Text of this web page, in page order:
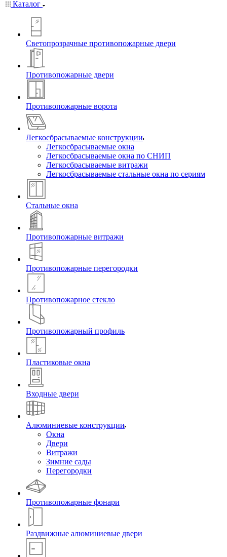
Каталог
Светопрозрачные противопожарные двери
Противопожарные двери
Противопожарные ворота
Легкосбрасываемые конструкции
Легкосбрасываемые окна
Легкосбрасываемые окна по СНИП
Легкосбрасываемые витражи
Легкосбрасываемые стальные окна по сериям
Стальные окна
Противопожарные витражи
Противопожарные перегородки
Противопожарное стекло
Противопожарный профиль
Пластиковые окна
Входные двери
Алюминиевые конструкции
Окна
Двери
Витражи
Зимние сады
Перегородки
Противопожарные фонари
Раздвижные алюминиевые двери